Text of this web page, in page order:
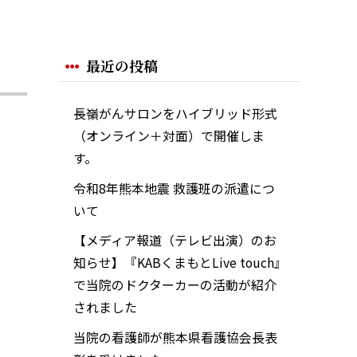
最近の投稿
長嶺がんサロンをハイブリッド形式
（オンライン＋対面）で開催しま
す。
令和8年熊本地震 救護班の派遣につ
いて
【メディア報道（テレビ出演）のお
知らせ】『KABくまもとLive touch』
で当院のドクターカーの活動が紹介
されました
当院の看護師が熊本県看護協会長表